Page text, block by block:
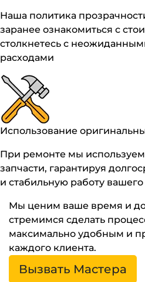
Наша политика
заранее ознакомиться с
столкнетесь с
расходами
Использование
При ремонте мы
запчасти, гарантируя
и стабильную работу
Мы ценим ваше время и
стремимся сделать
максимально удобным и
каждого клиента.
Вызвать Мастера